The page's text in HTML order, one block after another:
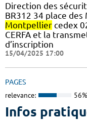
Direction des
BR312 34 place
Montpellier cedex
CERFA et la
d’inscription
15/04/2025 17:00
PAGES
relevance: 56%
Infos